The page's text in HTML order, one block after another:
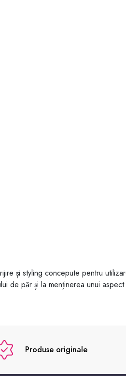
și styling concepute pentru
de păr și la menținerea unui
Produse originale